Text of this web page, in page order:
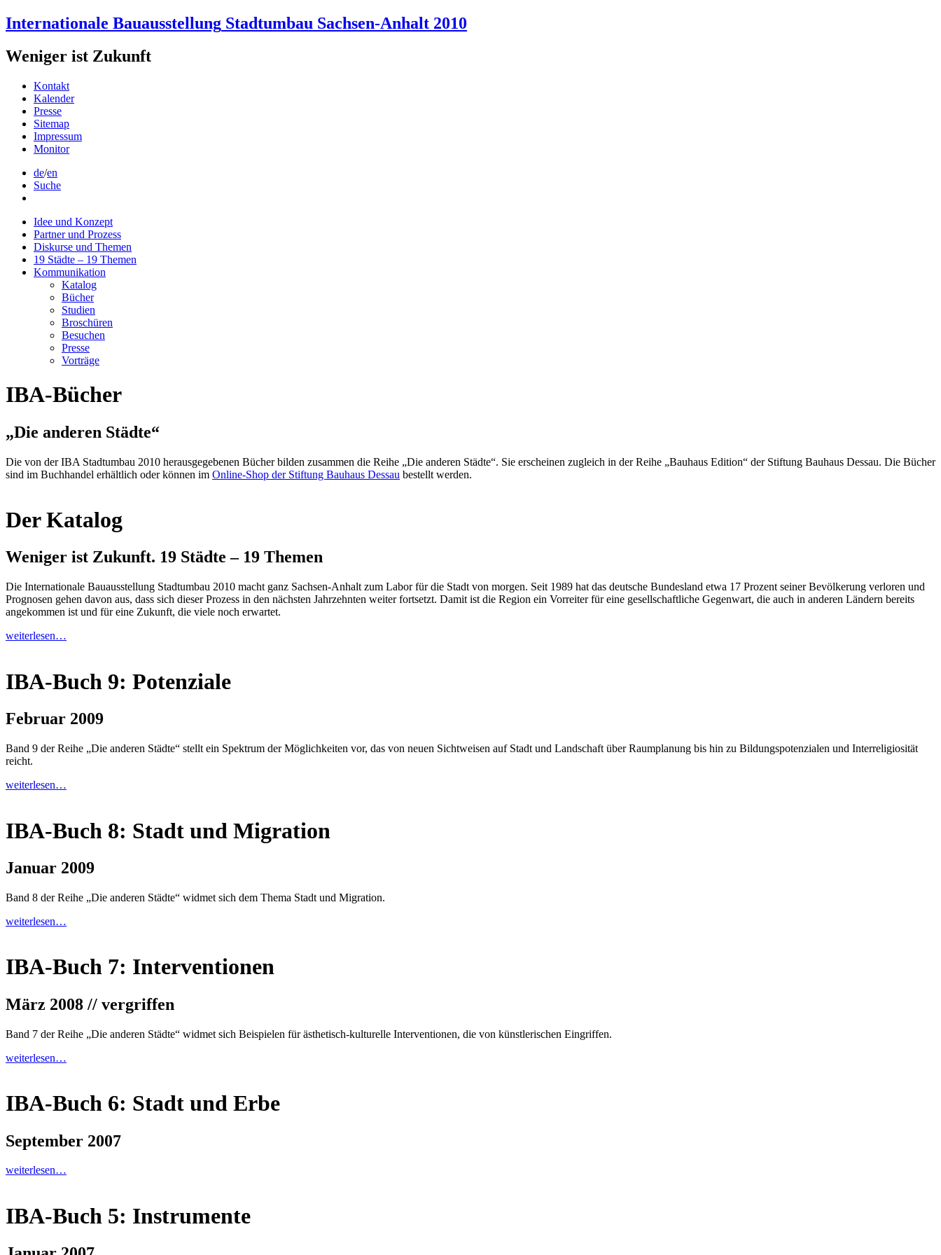
Internationale Bauausstellung Stadtumbau Sachsen-Anhalt 2010
Weniger ist Zukunft
Kontakt
Kalender
Presse
Sitemap
Impressum
Monitor
de/en
Suche
Idee und Konzept
Partner und Prozess
Diskurse und Themen
19 Städte – 19 Themen
Kommunikation
Katalog
Bücher
Studien
Broschüren
Besuchen
Presse
Vorträge
IBA-Bücher
„Die anderen Städte“
Die von der IBA Stadtumbau 2010 herausgegebenen Bücher bilden zusammen die Reihe „Die anderen Städte“. Sie erscheinen zugleich in der Reihe „Bauhaus Edition“ der Stiftung Bauhaus Dessau. Die Bücher
sind im Buchhandel erhältlich oder können im Online-Shop der Stiftung Bauhaus Dessau bestellt werden.
Der Katalog
Weniger ist Zukunft. 19 Städte – 19 Themen
Die Internationale Bauausstellung Stadtumbau 2010 macht ganz Sachsen-Anhalt zum Labor für die Stadt von morgen. Seit 1989 hat das deutsche Bundesland etwa 17 Prozent seiner Bevölkerung verloren und
Prognosen gehen davon aus, dass sich dieser Prozess in den nächsten Jahrzehnten weiter fortsetzt. Damit ist die Region ein Vorreiter für eine gesellschaftliche Gegenwart, die auch in anderen Ländern bereits
angekommen ist und für eine Zukunft, die viele noch erwartet.
weiterlesen…
IBA-Buch 9: Potenziale
Februar 2009
Band 9 der Reihe „Die anderen Städte“ stellt ein Spektrum der Möglichkeiten vor, das von neuen Sichtweisen auf Stadt und Landschaft über Raumplanung bis hin zu Bildungspotenzialen und Interreligiosität
reicht.
weiterlesen…
IBA-Buch 8: Stadt und Migration
Januar 2009
Band 8 der Reihe „Die anderen Städte“ widmet sich dem Thema Stadt und Migration.
weiterlesen…
IBA-Buch 7: Interventionen
März 2008 // vergriffen
Band 7 der Reihe „Die anderen Städte“ widmet sich Beispielen für ästhetisch-kulturelle Interventionen, die von künstlerischen Eingriffen.
weiterlesen…
IBA-Buch 6: Stadt und Erbe
September 2007
weiterlesen…
IBA-Buch 5: Instrumente